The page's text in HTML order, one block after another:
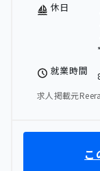
休日
就業時間
求人掲載元
こ